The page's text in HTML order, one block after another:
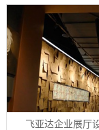
飞亚达企业展厅